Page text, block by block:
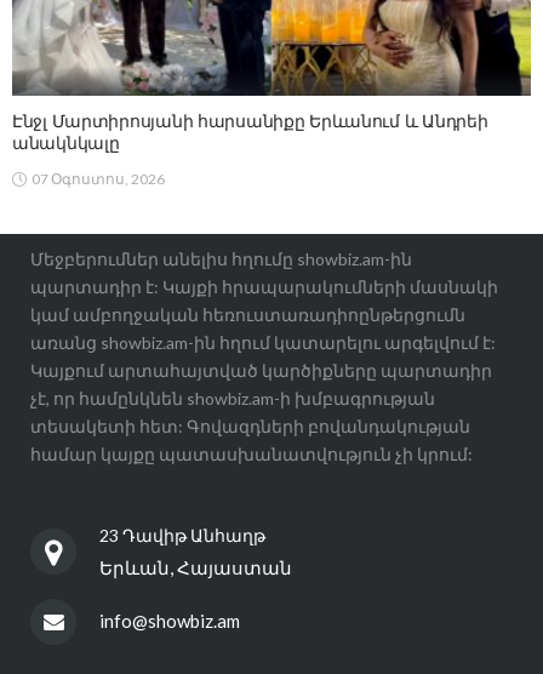
Էնջլ Մարտիրոսյանի հարսանիքը Երևանում և Անդրեի
անակնկալը
07 Օգոստոս, 2026
Մեջբերումներ անելիս հղումը showbiz.am-ին
պարտադիր է: Կայքի հրապարակումների մասնակի
կամ ամբողջական հեռուստառադիոընթերցումն
առանց showbiz.am-ին հղում կատարելու արգելվում է:
Կայքում արտահայտված կարծիքները պարտադիր
չէ, որ համընկնեն showbiz.am-ի խմբագրության
տեսակետի հետ: Գովազդների բովանդակության
համար կայքը պատասխանատվություն չի կրում:
23 Դավիթ Անհաղթ
Երևան, Հայաստան
info@showbiz.am